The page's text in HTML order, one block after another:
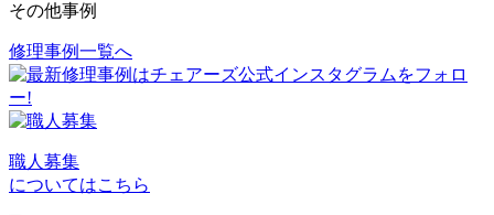
その他事例
投
稿
ナ
ビ
ゲ
修理事例一覧へ
職人募集
についてはこちら